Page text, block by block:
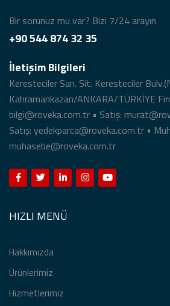
Bir sorunuz mu var? Bizi 7/24 arayın
+90 544 874 32 35
İletişim Bilgileri
Keresteciler San. Sit. Keresteciler
Kahramankazan/ANKARA/TÜRKİYE
bilgi@roveka.com.tr • Satış:
Satış: yedekparca@roveka.com.tr •
muhasebe@roveka.com.tr
HIZLI MENÜ
Hakkımızda
Ürünlerimiz
Hizmetlerimiz